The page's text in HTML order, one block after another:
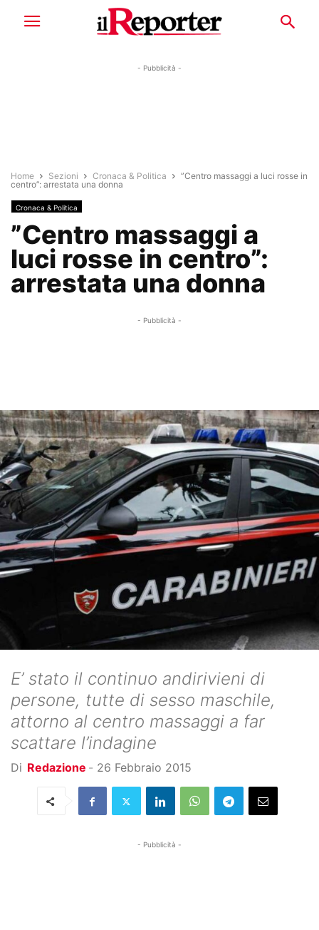
- Pubblicità -
Home Sezioni Cronaca & Politica
”Centro massaggi a luci rosse in
centro”: arrestata una donna
Cronaca & Politica
”Centro massaggi a
luci rosse in centro”:
arrestata una donna
- Pubblicità -
E’ stato il continuo andirivieni di
persone, tutte di sesso maschile,
attorno al centro massaggi a far
scattare l’indagine
Di Redazione - 26 Febbraio 2015
- Pubblicità -